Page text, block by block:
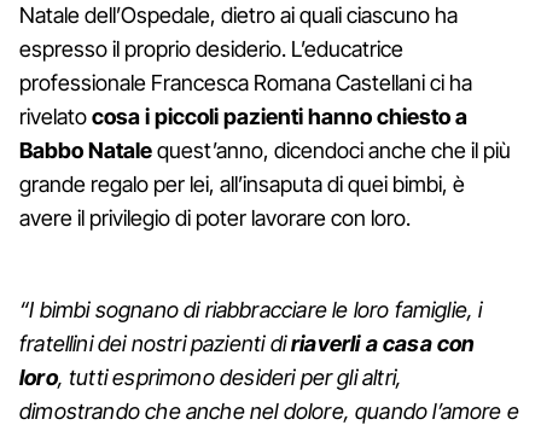
Natale dell’Ospedale, dietro ai quali ciascuno ha
espresso il proprio desiderio. L’educatrice
professionale Francesca Romana Castellani ci ha
rivelatocosa i piccoli pazienti hanno chiesto a
Babbo Natalequest’anno, dicendoci anche che il più
grande regalo per lei, all’insaputa di quei bimbi, è
avere il privilegio di poter lavorare con loro.
“I bimbi sognano di riabbracciare le loro famiglie, i
fratellini dei nostri pazienti diriaverli a casa con
loro, tutti esprimono desideri per gli altri,
dimostrando che anche nel dolore, quando l’amore e